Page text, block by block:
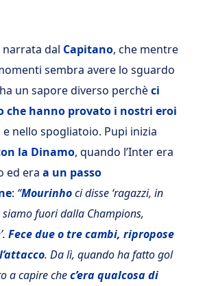
narrata dal Capitano, che mentre
sembra avere lo sguardo
un sapore diverso perchèci
che hanno provato i nostri eroi
nello spogliatoio. Pupi inizia
la Dinamo, quando l’Inter era
ed era a un passo
: “Mourinhoci disse ‘ragazzi, in
fuori dalla Champions,
Fece due o tre cambi, ripropose
. Da lì, quando ha fatto gol
a capire chec’era qualcosa di